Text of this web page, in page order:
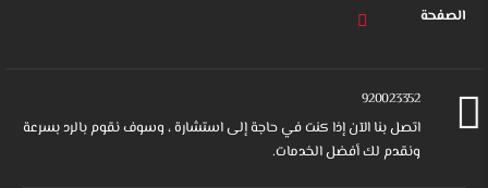
الصفحة
920023352
اتصل بنا الآن إذا كنت في حاجة إلى استشارة ، وسوف نقوم بالرد بسرعة
ونقدم لك أفضل الخدمات.